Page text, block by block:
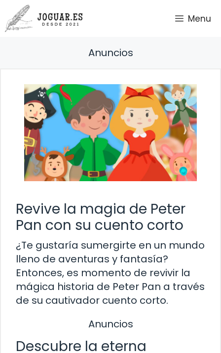
Saltar
al
contenido
Menu
Anuncios
Revive la magia de Peter
Pan con su cuento corto
¿Te gustaría sumergirte en un mundo
lleno de aventuras y fantasía?
Entonces, es momento de revivir la
mágica historia de Peter Pan a través
de su cautivador cuento corto.
Anuncios
Descubre la eterna